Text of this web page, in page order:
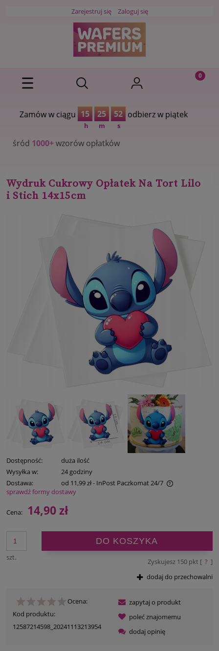
Zarejestruj się Zaloguj się
Zamów w ciągu 15
h
25
m
52
s
odbierz w piątek
wzorów opłatków
Wydruk Cukrowy Opłatek Na Tort Lilo
i Stich 14x15cm
Dostępność:
duża ilość
Wysyłka w:
24 godziny
Dostawa:
od 11,99 zł- InPost Paczkomat 24/7
Cena nie zawiera ewentualnych kosztów płatności
sprawdź formy dostawy
Cena: 14,90 zł
szt.
DO KOSZYKA
Zyskujesz 150pkt [ ? ]
dodaj do przechowalni
Ocena:
Kod produktu:
12587214598_20241113213954
zapytaj o produkt
poleć znajomemu
dodaj opinię